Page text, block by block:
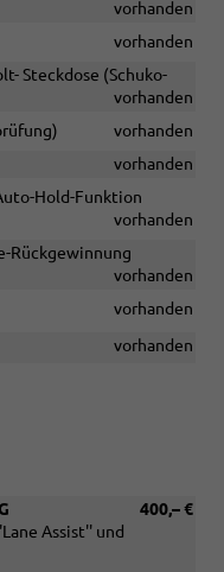
vorhanden
vorhanden
Steckdose (Schuko-
vorhanden
vorhanden
vorhanden
Hold-Funktion
vorhanden
Rückgewinnung
vorhanden
vorhanden
vorhanden
400,– €
Assist'' und